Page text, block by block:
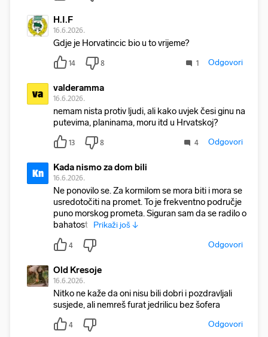
H.I.F
16.6.2026.
Gdje je Horvatincic bio u to vrijeme?
14 8 1 Odgovori
va valderamma
16.6.2026.
nemam nista protiv ljudi, ali kako uvjek česi ginu na
putevima, planinama, moru itd u Hrvatskoj?
13 8 4 Odgovori
Kn Kada nismo za dom bili
16.6.2026.
Ne ponovilo se. Za kormilom se mora biti i mora se
usredotočiti na promet. To je frekventno područje
puno morskog prometa. Siguran sam da se radilo o
bahatosti, Prikaži još ↓
4 Odgovori
Old Kresoje
16.6.2026.
Nitko ne kaže da oni nisu bili dobri i pozdravljali
susjede, ali nemreš furat jedrilicu bez šofera
4 Odgovori